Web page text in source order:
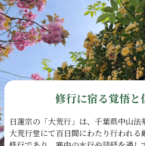
修行に宿る覚悟と
日蓮宗の 「大荒行」は、 千葉県中山法
大荒行堂にて百日間にわたり行われる